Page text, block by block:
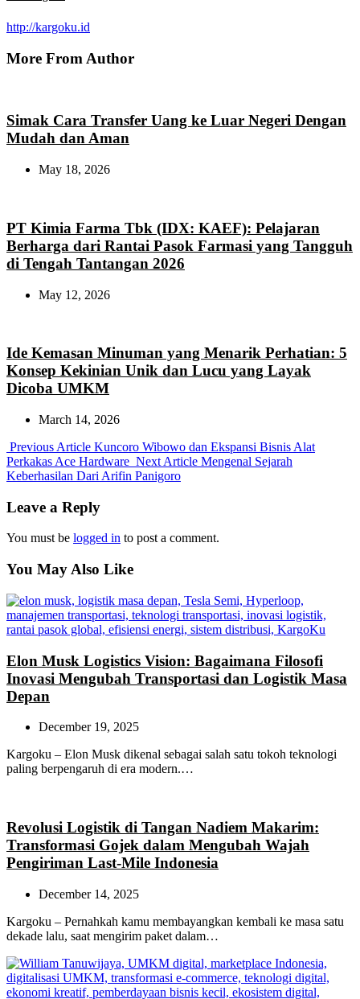
http://kargoku.id
More From Author
Simak Cara Transfer Uang ke Luar Negeri Dengan
Mudah dan Aman
May 18, 2026
PT Kimia Farma Tbk (IDX: KAEF): Pelajaran
Berharga dari Rantai Pasok Farmasi yang Tangguh
di Tengah Tantangan 2026
May 12, 2026
Ide Kemasan Minuman yang Menarik Perhatian: 5
Konsep Kekinian Unik dan Lucu yang Layak
Dicoba UMKM
March 14, 2026
Previous Article Previous
Post:
Kuncoro Wibowo dan Ekspansi Bisnis Alat
Perkakas Ace Hardware Next Article Next
Mengenal Sejarah
Keberhasilan Dari Arifin Panigoro
Leave a Reply
You must be logged in to post a comment.
You May Also Like
Elon Musk Logistics Vision: Bagaimana Filosofi
Inovasi Mengubah Transportasi dan Logistik Masa
Depan
December 19, 2025
Kargoku – Elon Musk dikenal sebagai salah satu tokoh teknologi
paling berpengaruh di era modern.…
Revolusi Logistik di Tangan Nadiem Makarim:
Transformasi Gojek dalam Mengubah Wajah
Pengiriman Last-Mile Indonesia
December 14, 2025
Kargoku – Pernahkah kamu membayangkan kembali ke masa satu
dekade lalu, saat mengirim paket dalam…